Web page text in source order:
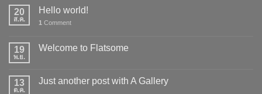
20
ส.ค.
Hello world!
1 Comment
19
พ.ย.
Welcome to Flatsome
13
ต.ค.
Just another post with A Gallery